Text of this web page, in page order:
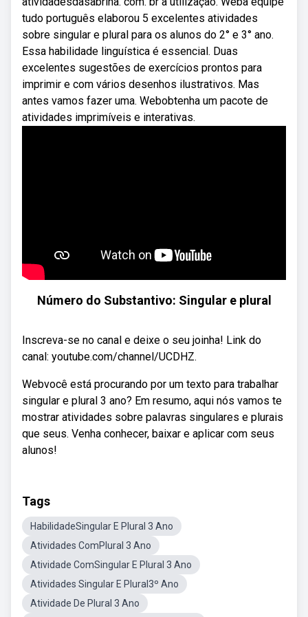
tudo português elaborou 5 excelentes atividades
sobre singular e plural para os alunos do 2° e 3° ano.
Essa habilidade linguística é essencial. Duas
excelentes sugestões de exercícios prontos para
imprimir e com vários desenhos ilustrativos. Mas
antes vamos fazer uma. Webobtenha um pacote de
atividades imprimíveis e interativas.
Número do Substantivo: Singular e plural
Inscreva-se no canal e deixe o seu joinha! Link do
canal: youtube.com/channel/UCDHZ.
Webvocê está procurando por um texto para trabalhar
singular e plural 3 ano? Em resumo, aqui nós vamos te
mostrar atividades sobre palavras singulares e plurais
que seus. Venha conhecer, baixar e aplicar com seus
alunos!
Tags
HabilidadeSingular E Plural 3 Ano
Atividades ComPlural 3 Ano
Atividade ComSingular E Plural 3 Ano
Atividades Singular E Plural3º Ano
Atividade De Plural 3 Ano